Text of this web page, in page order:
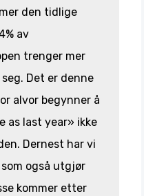
den tidlige
av
trenger mer
Det er denne
alvor begynner å
as last year» ikke
Dernest har vi
også utgjør
kommer etter